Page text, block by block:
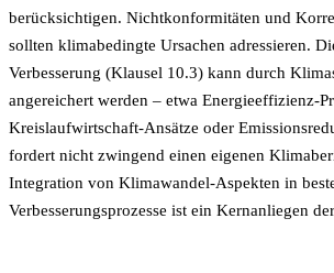
berücksichtigen. Nichtkonformitäten und
sollten klimabedingte Ursachen adressieren.
Verbesserung (Klausel 10.3) kann durch
angereichert werden – etwa Energieeffizienz-
Kreislaufwirtschaft-Ansätze oder
fordert nicht zwingend einen eigenen
Integration von Klimawandel-Aspekten in
Verbesserungsprozesse ist ein Kernanliegen